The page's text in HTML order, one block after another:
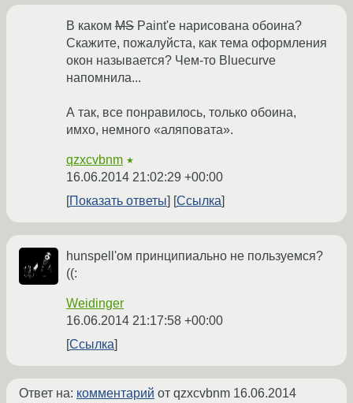
В каком MS Paint'е нарисована обоина?
Скажите, пожалуйста, как тема оформления
окон называется? Чем-то Bluecurve
напомнила...
А так, все понравилось, только обоина,
имхо, немного «аляповата».
qzxcvbnm ★
16.06.2014 21:02:29 +00:00
Показать ответы
Ссылка
hunspell'ом принципиально не пользуемся?
((:
Weidinger
16.06.2014 21:17:58 +00:00
Ссылка
Ответ на: комментарий от qzxcvbnm 16.06.2014